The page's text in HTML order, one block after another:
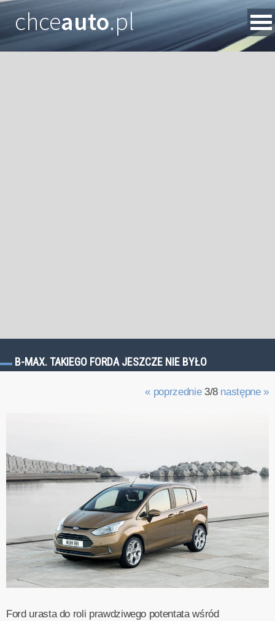
chceauto.pl
B-MAX. TAKIEGO FORDA JESZCZE NIE BYŁO
« poprzednie3/8 następne »
Ford urasta do roli prawdziwego potentata wśród